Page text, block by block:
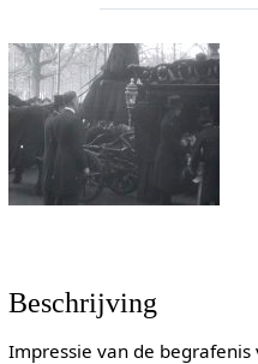
Beschrijving
Impressie van de